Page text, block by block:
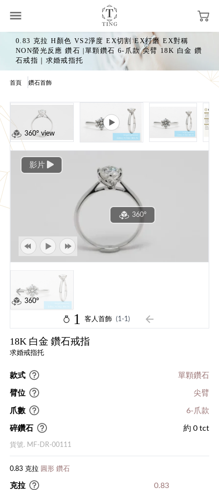
0.83 克拉 H顏色 VS2淨度 EX切割 EX打磨 EX對稱
NON螢光反應 鑽石 |單顆鑽石 6-爪款 尖臂 18K 白金 鑽
石戒指｜求婚戒指托
首頁 鑽石首飾
360° view
影片
360°
360°
1 客人首飾 (1-1)
18K 白金 鑽石戒指
求婚戒指托
款式 單顆鑽石
臂位 尖臂
爪數 6-爪款
碎鑽石 約 0 tct
貨號. MF-DR-00111
0.83 克拉 圓形 鑽石
克拉 0.83